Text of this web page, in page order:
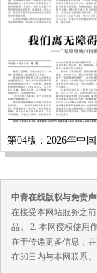
第04版：2026年中
中青在线版权与免责声
在接受本网站服务之
品。 2. 本网授权使用
在于传递更多信息，
在30日内与本网联系。